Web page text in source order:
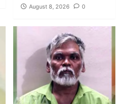
August 8, 2026 0